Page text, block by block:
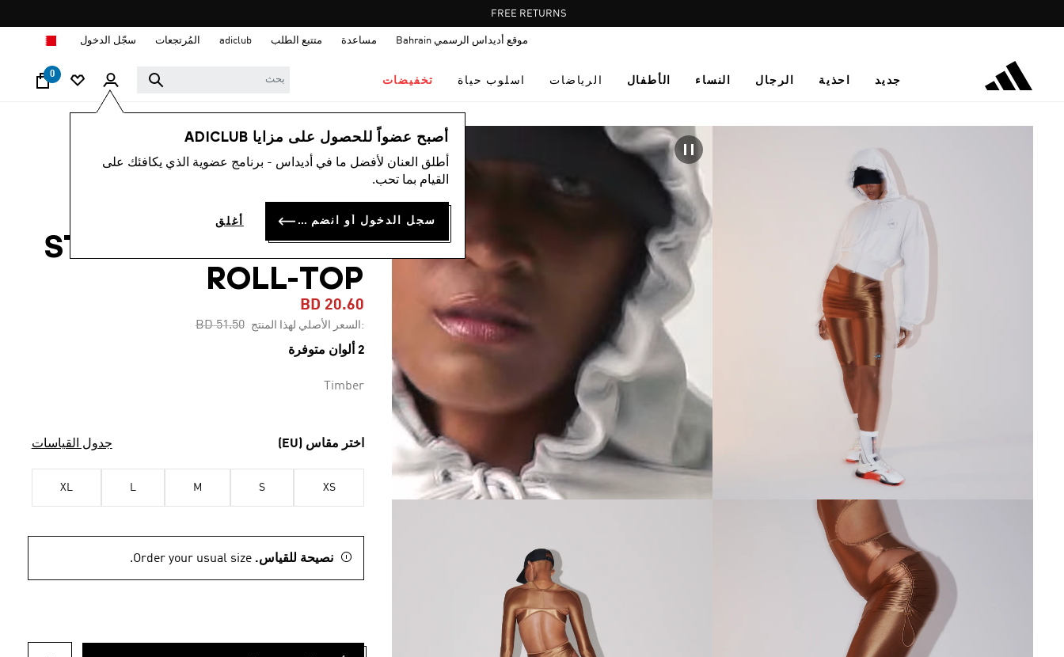
Pause
promotion
FREE RETURNS
موقع أديداس الرسمي Bahrain مساعدة متتبع الطلب adiclub المُرتجعات سجّل الدخول
جديد احذية الرجال النساء الأطفال الرياضات اسلوب حياة تخفيضات
0
أصبح عضواً للحصول على مزايا ADICLUB
أطلق العنان لأفضل ما في أديداس - برنامج عضوية الذي يكافئك على
القيام بما تحب.
سجل الدخول أو انضم الآن أغلق
النساء ملابس
شورت ADIDAS BY
STELLA MCCARTNEY
ROLL-TOP
BD 20.60
:السعر الأصلي لهذا المنتج Price reduced from
BD 51.50
to
2 ألوان متوفرة
Timber
اختر مقاس (EU) جدول القياسات
XS
S
M
L
XL
نصيحة للقياس.Order your usual size.